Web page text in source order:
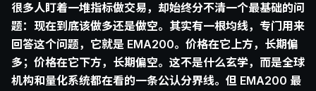
很多人盯着一堆指标做交易，却始终分不清一个最基础的问
题：现在到底该做多还是做空。其实有一根均线，专门用来
回答这个问题，它就是 EMA200。价格在它上方，长期偏
多；价格在它下方，长期偏空。这不是什么玄学，而是全球
机构和量化系统都在看的一条公认分界线。但 EMA200 最